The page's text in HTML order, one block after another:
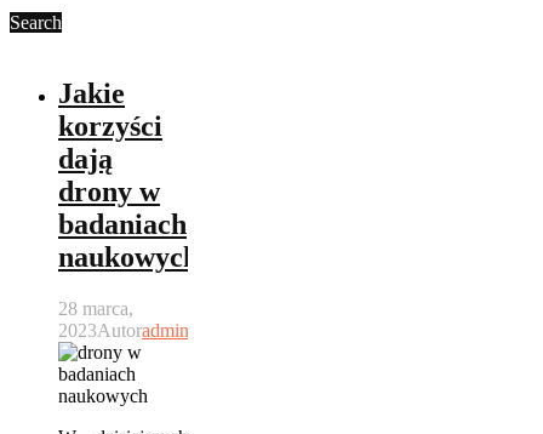
Search
Jakie
korzyści
dają
drony w
badaniach
naukowych?
28 marca,
2023Autoradmin